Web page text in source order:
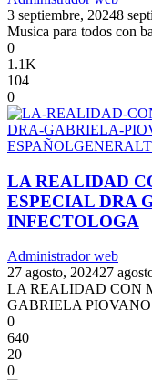
3 septiembre, 20248
Musica para todos con
0
1.1K
104
0
ESPAÑOLGENERAL
LA REALIDAD
ESPECIAL DRA
INFECTOLOGA
Administrador web
27 agosto, 202427
LA REALIDAD CON
GABRIELA
0
640
20
0